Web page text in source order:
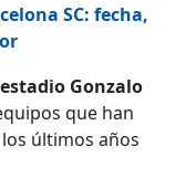
SC: fecha,
estadio Gonzalo
que han
últimos años